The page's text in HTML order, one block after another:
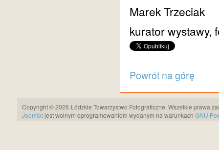
Marek Trzeciak
kurator wystawy,
Powrót na górę
Copyright © 2026 Łódzkie Towarzystwo Fotograficzne. Wszelkie prawa
Joomla! jest wolnym oprogramowaniem wydanym na warunkach GNU